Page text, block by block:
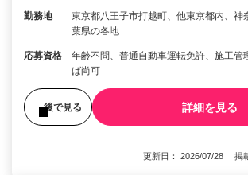
勤務地
東京都八王子市打越町、他東京都内、神
葉県の各地
応募資格
年齢不問、普通自動車運転免許、施工管
ば尚可
後で見る 詳細を見る
更新日： 2026/07/28 掲